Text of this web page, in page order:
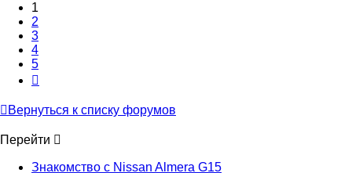
1
2
3
4
5
Вернуться к списку форумов
Перейти
Знакомство с Nissan Almera G15